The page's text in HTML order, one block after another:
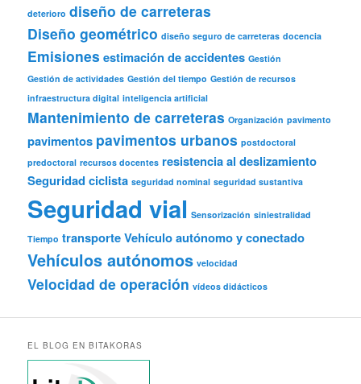
deterioro diseño de carreteras
Diseño geométrico diseño seguro de carreteras docencia
Emisiones estimación de accidentes Gestión
Gestión de actividades Gestión del tiempo Gestión de recursos
infraestructura digital inteligencia artificial
Mantenimiento de carreteras Organización pavimento
pavimentos pavimentos urbanos postdoctoral
predoctoral recursos docentes resistencia al deslizamiento
Seguridad ciclista seguridad nominal seguridad sustantiva
Seguridad vial Sensorización siniestralidad
Tiempo transporteVehículo autónomo y conectado
Vehículos autónomos velocidad
Velocidad de operación vídeos didácticos
EL BLOG EN BITAKORAS